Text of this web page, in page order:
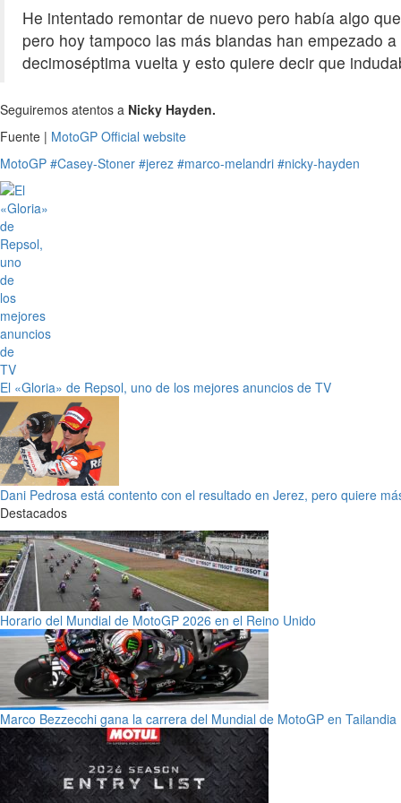
He intentado remontar de nuevo pero había algo
pero hoy tampoco las más blandas han empezado
decimoséptima vuelta y esto quiere decir que
Seguiremos atentos a Nicky Hayden.
Fuente | MotoGP Official website
MotoGP #Casey-Stoner #jerez #marco-melandri #nicky-hayden
El «Gloria» de Repsol, uno de los mejores anuncios de TV
Dani Pedrosa está contento con el resultado en Jerez, pero quiere
Destacados
Horario del Mundial de MotoGP 2026 en el Reino Unido
Marco Bezzecchi gana la carrera del Mundial de MotoGP en Tailandia